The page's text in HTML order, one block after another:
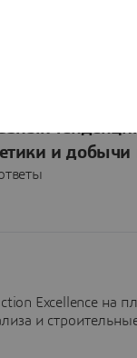
и
Excellence на
и